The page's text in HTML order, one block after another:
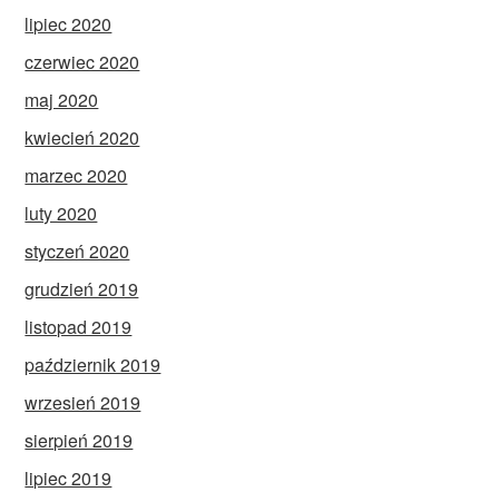
lipiec 2020
czerwiec 2020
maj 2020
kwiecień 2020
marzec 2020
luty 2020
styczeń 2020
grudzień 2019
listopad 2019
październik 2019
wrzesień 2019
sierpień 2019
lipiec 2019